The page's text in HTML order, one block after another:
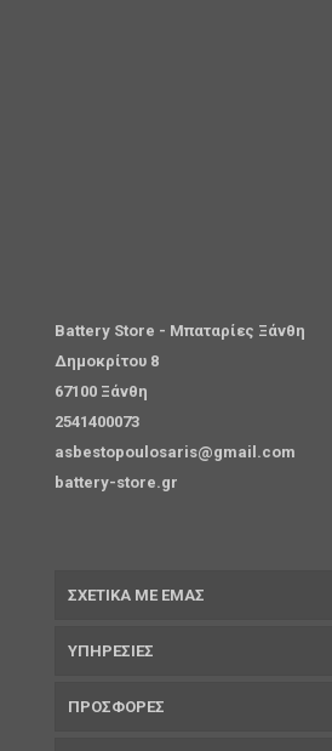
Battery Store - Μπαταρίες Ξάνθη
Δημοκρίτου 8
67100 Ξάνθη
2541400073
asbestopoulosaris@gmail.com
battery-store.gr
ΣΧΕΤΙΚΑ ΜΕ ΕΜΑΣ
ΥΠΗΡΕΣΙΕΣ
ΠΡΟΣΦΟΡΕΣ